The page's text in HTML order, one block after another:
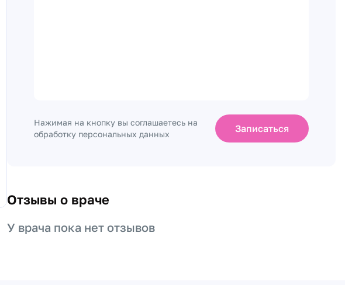
Нажимая на кнопку вы соглашаетесь на
обработку персональных данных
Записаться
Отзывы о враче
У врача пока нет отзывов